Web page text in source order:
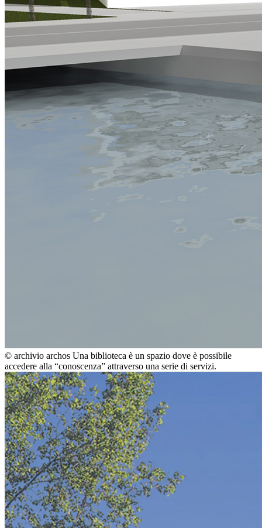
© archivio archos Una biblioteca è un spazio dove è possibile
accedere alla “conoscenza” attraverso una serie di servizi.